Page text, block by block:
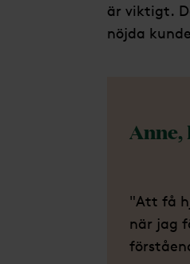
är viktigt.
nöjda
Anne,
"Att få
när jag